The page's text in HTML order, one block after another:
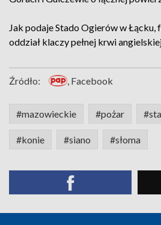
Jak podaje Stado Ogierów w Łącku,
oddział klaczy pełnej krwi
Źródło: , Facebook
#mazowieckie #pożar
#konie #siano #słoma